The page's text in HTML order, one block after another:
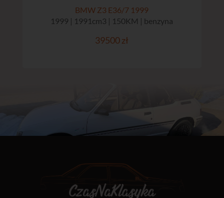
BMW Z3 E36/7 1999
1999 | 1991cm3 | 150KM | benzyna
39500 zł